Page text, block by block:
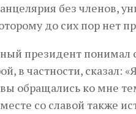
без членов,
до сих пор нет
президент понимал
в частности, сказал:
обращались ко мне
со славой также